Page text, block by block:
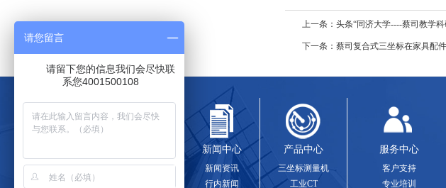
上一条： 头条“同济大学----蔡司教学
下一条： 蔡司复合式三坐标在家具配
蔡司简介
新闻中心
新闻资讯
行内新闻
产品中心
三坐标测量机
工业CT
服务中心
客户支持
专业培训
请您留言
请留下您的信息我们会尽快联
系您4001500108